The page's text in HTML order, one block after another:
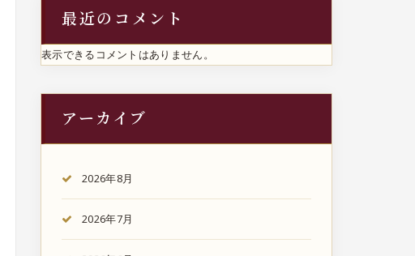
最近のコメント
表示できるコメントはありません。
アーカイブ
2026年8月
2026年7月